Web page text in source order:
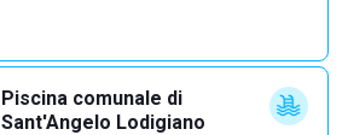
Piscina comunale di
Sant'Angelo Lodigiano